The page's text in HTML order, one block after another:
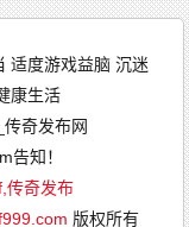
适度游戏益脑 沉迷
康生活
奇发布网
告知！
传奇发布
版权所有